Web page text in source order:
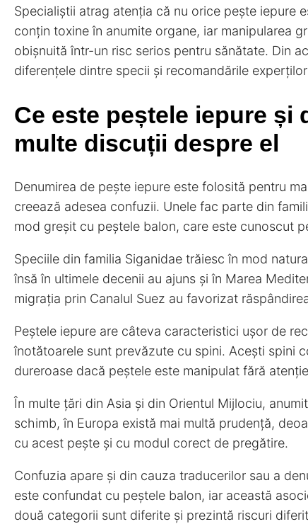
Specialiștii atrag atenția că nu orice pește iepure
conțin toxine în anumite organe, iar manipularea
obișnuită într-un risc serios pentru sănătate. Din
diferențele dintre specii și recomandările
Ce este peștele iepure și
multe discuții despre el
Denumirea de pește iepure este folosită pentru
creează adesea confuzii. Unele fac parte din
mod greșit cu peștele balon, care este cunoscut
Speciile din familia Siganidae trăiesc în mod
însă în ultimele decenii au ajuns și în Marea
migrația prin Canalul Suez au favorizat
Peștele iepure are câteva caracteristici ușor de
înotătoarele sunt prevăzute cu spini. Acești spini
dureroase dacă peștele este manipulat fără
În multe țări din Asia și din Orientul Mijlociu,
schimb, în Europa există mai multă prudență,
cu acest pește și cu modul corect de pregătire.
Confuzia apare și din cauza traducerilor sau a
este confundat cu peștele balon, iar această
două categorii sunt diferite și prezintă riscuri